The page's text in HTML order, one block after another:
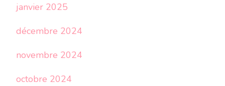
janvier 2025
décembre 2024
novembre 2024
octobre 2024